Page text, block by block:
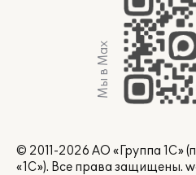
Мы в Max
© 2011-2026 АО «Группа 1С»
«1С»). Все права защищены.